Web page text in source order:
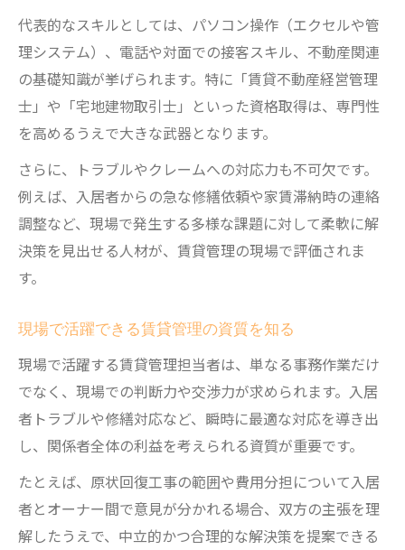
代表的なスキルとしては、パソコン操作（エクセルや管
理システム）、電話や対面での接客スキル、不動産関連
の基礎知識が挙げられます。特に「賃貸不動産経営管理
士」や「宅地建物取引士」といった資格取得は、専門性
を高めるうえで大きな武器となります。
さらに、トラブルやクレームへの対応力も不可欠です。
例えば、入居者からの急な修繕依頼や家賃滞納時の連絡
調整など、現場で発生する多様な課題に対して柔軟に解
決策を見出せる人材が、賃貸管理の現場で評価されま
す。
現場で活躍できる賃貸管理の資質を知る
現場で活躍する賃貸管理担当者は、単なる事務作業だけ
でなく、現場での判断力や交渉力が求められます。入居
者トラブルや修繕対応など、瞬時に最適な対応を導き出
し、関係者全体の利益を考えられる資質が重要です。
たとえば、原状回復工事の範囲や費用分担について入居
者とオーナー間で意見が分かれる場合、双方の主張を理
解したうえで、中立的かつ合理的な解決策を提案できる